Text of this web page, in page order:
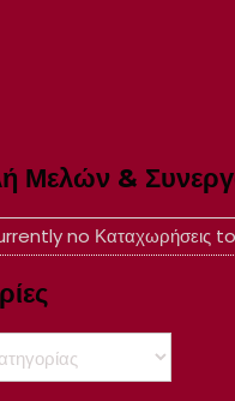
Μελών &
no Καταχωρήσεις